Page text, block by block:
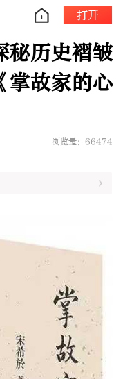
打开
秘历史褶皱
故家的心
浏览量：66474